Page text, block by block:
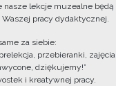
nasze lekcje muzealne będą
pracy dydaktycznej.
za siebie:
przebieranki, zajęcia
dziękujemy!”
i kreatywnej pracy.